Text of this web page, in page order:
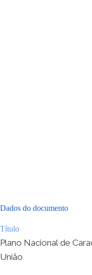
Dados do documento
Título
Plano Nacional de
União